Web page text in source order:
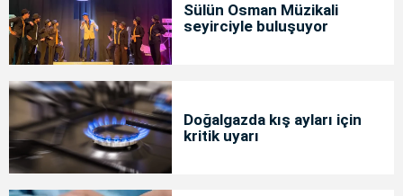
Sülün Osman Müzikali
seyirciyle buluşuyor
Doğalgazda kış ayları için
kritik uyarı